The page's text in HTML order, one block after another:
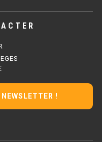
NEWSLETTER !